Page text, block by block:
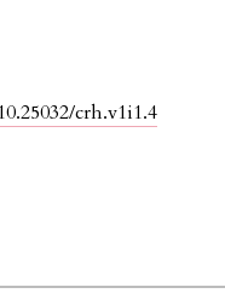
crh.v1i1.4